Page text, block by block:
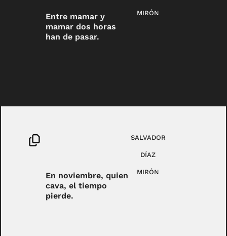
Entre mamar y
mamar dos horas
han de pasar.
MIRÓN
En noviembre, quien
cava, el tiempo
pierde.
SALVADOR
DÍAZ
MIRÓN